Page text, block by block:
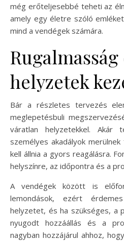
még erőteljesebbé teheti az
amely egy életre szóló
mind a vendégek számára.
helyzetek
Bár a részletes tervezés
meglepetésbuli
váratlan helyzetekkel. Akár
személyes akadályok
kell állnia a gyors reagálásra.
helyszínre, az időpontra és a
A vendégek között is
lemondások, ezért
helyzetet, és ha szükséges, a
nyugodt hozzáállás és a
nagyban hozzájárul ahhoz,